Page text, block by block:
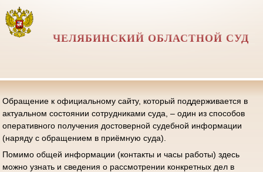
ЧЕЛЯБИНСКИЙ ОБЛАСТНОЙ СУД
Обращение к официальному сайту, который поддерживается в
актуальном состоянии сотрудниками суда, – один из способов
оперативного получения достоверной судебной информации
(наряду с обращением в приёмную суда).
Помимо общей информации (контакты и часы работы) здесь
можно узнать и сведения о рассмотрении конкретных дел в